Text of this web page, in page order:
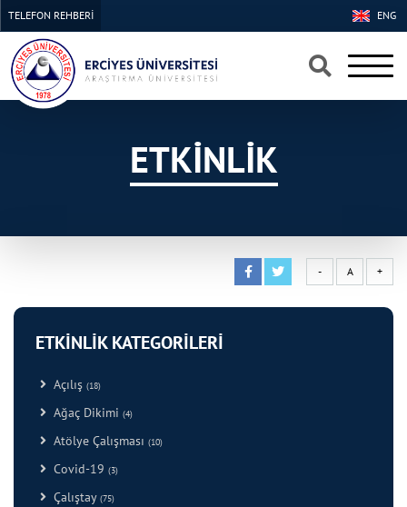
×
×
ENG
TELEFON REHBERİ
ETKİNLİK
- A +
ETKİNLİK KATEGORİLERİ
Açılış (18)
Ağaç Dikimi (4)
Atölye Çalışması (10)
Covid-19 (3)
Çalıştay (75)